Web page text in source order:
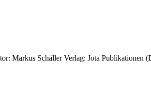
Markus Schäller Verlag: Jota